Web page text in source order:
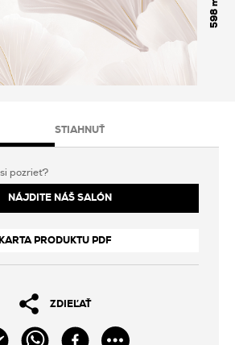
598
STIAHNUŤ
pozrieť?
NÁJDITE NÁŠ SALÓN
KARTA PRODUKTU PDF
ZDIEĽAŤ